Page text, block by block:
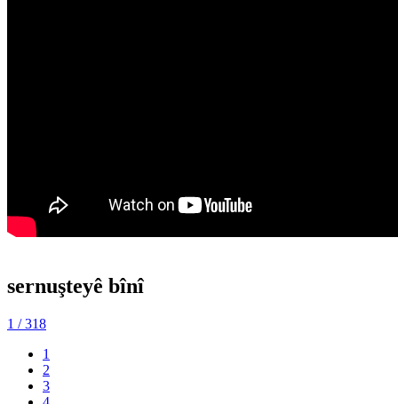
sernuşteyê bînî
1 / 318
1
2
3